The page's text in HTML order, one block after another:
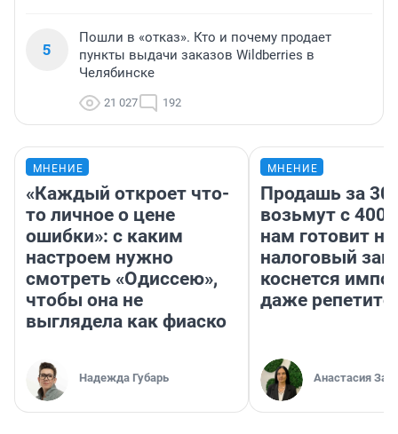
5
Пошли в «отказ». Кто и почему продает
пункты выдачи заказов Wildberries в
Челябинске
21 027 192
МНЕНИЕ
«Каждый откроет что-
то личное о цене
ошибки»: с каким
настроем нужно
смотреть «Одиссею»,
чтобы она не
выглядела как фиаско
Надежда Губарь
МНЕНИЕ
Продашь за
возьмут с
нам готовит
налоговый
коснется
даже
Анастасия